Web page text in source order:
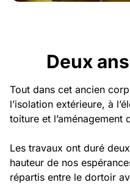
Privatisation
🇬🇧 English
Deux
Tout dans cet ancien
l’isolation extérieure, à
toiture et l’aménagement
Les travaux ont duré
hauteur de nos
répartis entre le dortoir